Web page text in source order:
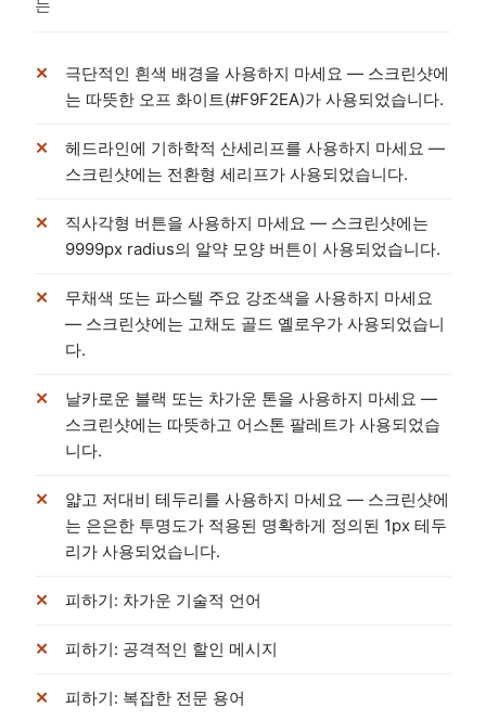
는
극단적인 흰색 배경을 사용하지 마세요 — 스크린샷에
는 따뜻한 오프 화이트(#F9F2EA)가 사용되었습니다.
헤드라인에 기하학적 산세리프를 사용하지 마세요 —
스크린샷에는 전환형 세리프가 사용되었습니다.
직사각형 버튼을 사용하지 마세요 — 스크린샷에는
9999px radius의 알약 모양 버튼이 사용되었습니다.
무채색 또는 파스텔 주요 강조색을 사용하지 마세요
— 스크린샷에는 고채도 골드 옐로우가 사용되었습니
다.
날카로운 블랙 또는 차가운 톤을 사용하지 마세요 —
스크린샷에는 따뜻하고 어스톤 팔레트가 사용되었습
니다.
얇고 저대비 테두리를 사용하지 마세요 — 스크린샷에
는 은은한 투명도가 적용된 명확하게 정의된 1px 테두
리가 사용되었습니다.
피하기: 차가운 기술적 언어
피하기: 공격적인 할인 메시지
피하기: 복잡한 전문 용어